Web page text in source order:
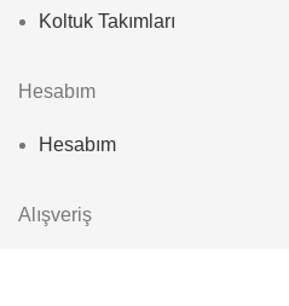
Koltuk Takımları
Hesabım
Hesabım
Alışveriş